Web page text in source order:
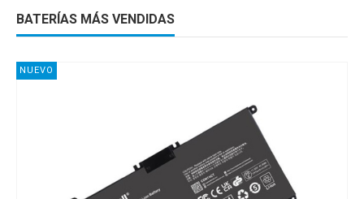
BATERÍAS MÁS VENDIDAS
NUEVO
NUEVO